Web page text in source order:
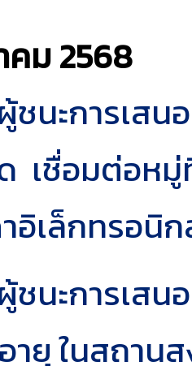
คม2568
ชนะการเส
เชื่อมต่อหมู่
อิเล็กทรอนิ
ชนะการเส
ยุ ในสถาน